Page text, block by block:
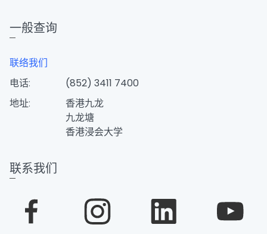
一般查询
联络我们
电话:
(852) 3411 7400
地址:
香港九龙
九龙塘
香港浸会大学
联系我们